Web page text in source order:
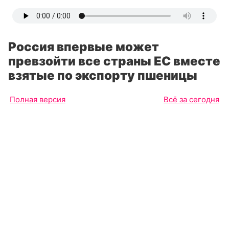
Россия впервые может
превзойти все страны ЕС вместе
взятые по экспорту пшеницы
Полная версия Всё за сегодня